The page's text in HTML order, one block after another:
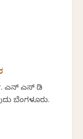
ಎನ್ ಎಸ್ ಡಿ
ಬೆಂಗಳೂರು.